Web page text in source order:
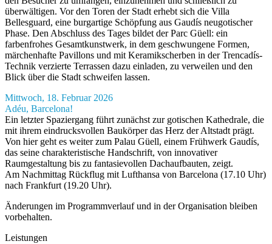
überwältigen. Vor den Toren der Stadt erhebt sich die Villa
Bellesguard, eine burgartige Schöpfung aus Gaudís neugotischer
Phase. Den Abschluss des Tages bildet der Parc Güell: ein
farbenfrohes Gesamtkunstwerk, in dem geschwungene Formen,
märchenhafte Pavillons und mit Keramikscherben in der Trencadís-
Technik verzierte Terrassen dazu einladen, zu verweilen und den
Blick über die Stadt schweifen lassen.
Mittwoch, 18. Februar 2026
Adéu, Barcelona!
Ein letzter Spaziergang führt zunächst zur gotischen Kathedrale, die
mit ihrem eindrucksvollen Baukörper das Herz der Altstadt prägt.
Von hier geht es weiter zum Palau Güell, einem Frühwerk Gaudís,
das seine charakteristische Handschrift, von innovativer
Raumgestaltung bis zu fantasievollen Dachaufbauten, zeigt.
Am Nachmittag Rückflug mit Lufthansa von Barcelona (17.10 Uhr)
nach Frankfurt (19.20 Uhr).
Änderungen im Programmverlauf und in der Organisation bleiben
vorbehalten.
Leistungen